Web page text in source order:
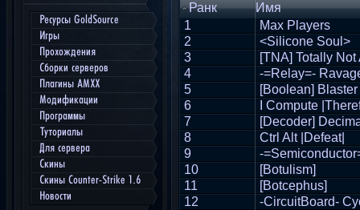
Ресурсы GoldSource
Игры
Прохождения
Сборки серверов
Плагины AMXX
Модификации
Программы
Туториалы
Для сервера
Скины
Скины Counter-Strike 1.6
Новости
Ранк
Имя
1
Max Players
2
<Silicone Soul>
3
[TNA] Totally Not
4
-=Relay=-
5
[Boolean] Blaster
6
I Compute
7
[Decoder]
8
Ctrl Alt |Defeat|
9
-
10
[Botulism]
11
[Botcephus]
12
-CircuitBoard-